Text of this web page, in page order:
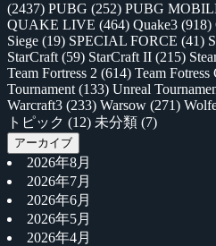
(2437) PUBG (252) PUBG
QUAKE LIVE (464) Quake3 (918)
Siege (19) SPECIAL FORCE (41)
StarCraft (59) StarCraft II (215)
Team Fortress 2 (614) Team Fotress
Tournament (133) Unreal
Warcraft3 (233) Warsow (271)
トピック (12) 未分類 (7)
アーカイブ
2026年8月
2026年7月
2026年6月
2026年5月
2026年4月